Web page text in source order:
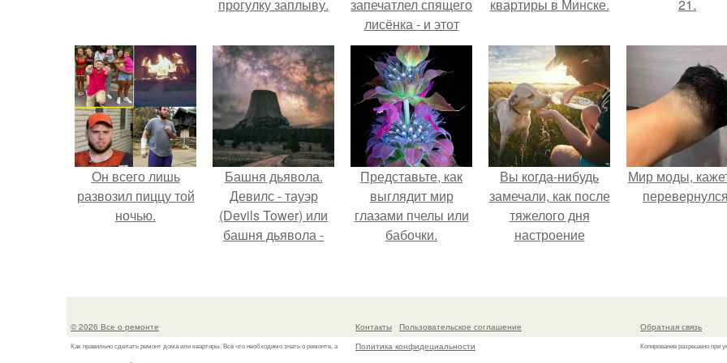
прогулку заплыву.
запечатлел спящего
лисёнка - и этот
кадр способен
растопить даже
самое суровое
сердце.
квартиры в Минске. 21.
Он всего лишь
развозил пиццу той
ночью.
Башня дьявола.
Девилс - тауэр
(Devils Tower) или
башня дьявола -
происхождения
Представьте, как
выглядит мир
глазами пчелы или
бабочки.
Вы когда-нибудь
замечали, как после
тяжелого дня
настроение
своего питомца?
Мир моды,
© 2026 Все о ремонте
Как правильно сделать ремонт дома или квартиры. Всё что необходимо знать о ремонте, а
Контакты
Пользовательское соглашение
Политика конфидециальности
Обратная связь
Копирование разрешено при